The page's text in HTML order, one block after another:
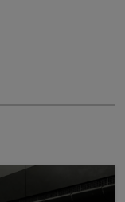
理数字孪生模型